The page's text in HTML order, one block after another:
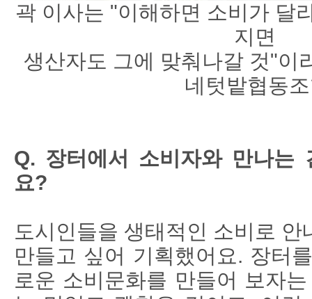
곽 이사는 "이해하면 소비가 달
지면
생산자도 그에 맞춰나갈 것"이
네텃밭협동
Q. 장터에서 소비자와 만나는
요?
도시인들을 생태적인 소비로
만들고 싶어 기획했어요. 장터
로운 소비문화를 만들어 보자